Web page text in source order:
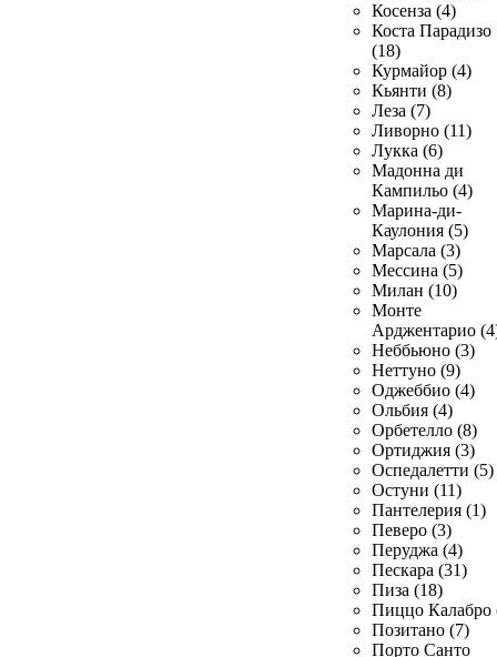
Косенза (4)
Коста Парадизо
(18)
Курмайор (4)
Кьянти (8)
Леза (7)
Ливорно (11)
Лукка (6)
Мадонна ди
Кампильо (4)
Марина-ди-
Каулония (5)
Марсала (3)
Мессина (5)
Милан (10)
Монте
Арджентарио
Неббьюно (3)
Неттуно (9)
Оджеббио (4)
Ольбия (4)
Орбетелло (8)
Ортиджия (3)
Оспедалетти (5)
Остуни (11)
Пантелерия (1)
Певеро (3)
Перуджа (4)
Пескара (31)
Пиза (18)
Пиццо Калабро
Позитано (7)
Порто Санто